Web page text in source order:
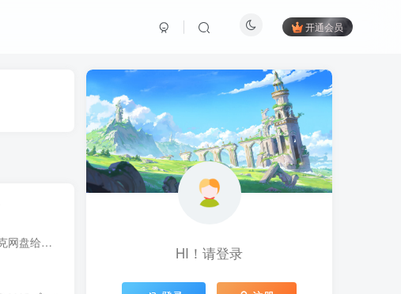
开通会员
资源介绍 金庸作品全集修订版（全36册）epub、mobi、azw3格式 资源下载 我用夸克网盘给你分享了「金庸作品全集修订版（全36册）」，点击链接或复制整段内容，打开「夸克APP」即可获取。 /~3f443...
HI！请登录